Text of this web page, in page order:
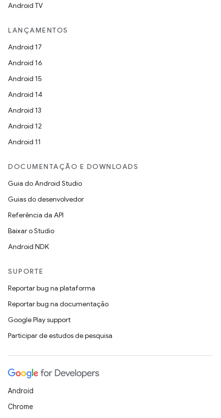
Android TV
LANÇAMENTOS
Android 17
Android 16
Android 15
Android 14
Android 13
Android 12
Android 11
DOCUMENTAÇÃO E DOWNLOADS
Guia do Android Studio
Guias do desenvolvedor
Referência da API
Baixar o Studio
Android NDK
SUPORTE
Reportar bug na plataforma
Reportar bug na documentação
Google Play support
Participar de estudos de pesquisa
Android
Chrome